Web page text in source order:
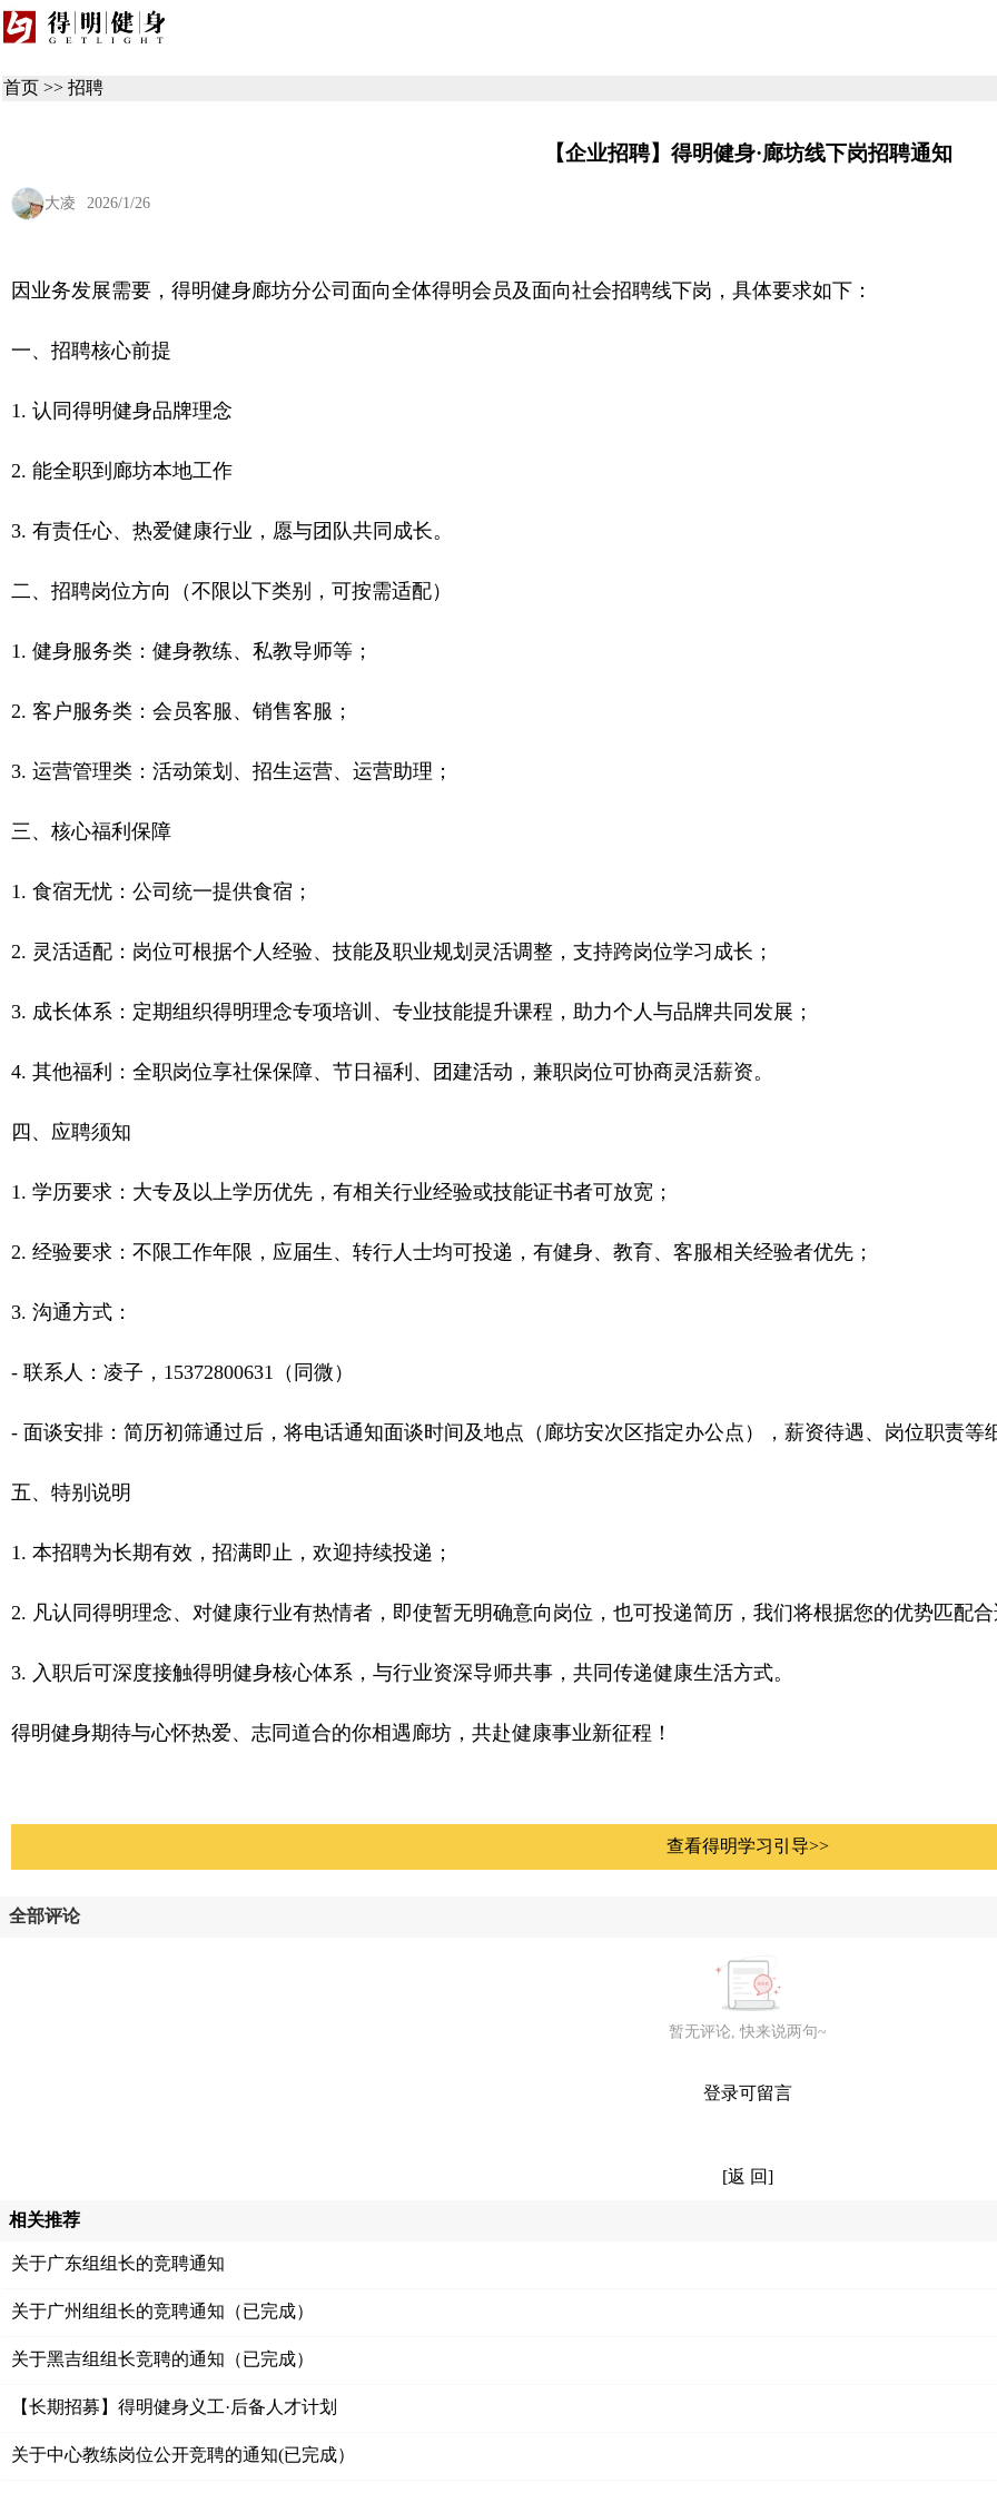
首页 >> 招聘
【企业招聘】得明健身·廊坊线下岗招聘通知
大凌 2026/1/26
因业务发展需要，得明健身廊坊分公司面向全体得明会员及面向社会招聘线下岗，具体要求如下：
一、招聘核心前提
1. 认同得明健身品牌理念
2. 能全职到廊坊本地工作
3. 有责任心、热爱健康行业，愿与团队共同成长。
二、招聘岗位方向（不限以下类别，可按需适配）
1. 健身服务类：健身教练、私教导师等；
2. 客户服务类：会员客服、销售客服；
3. 运营管理类：活动策划、招生运营、运营助理；
三、核心福利保障
1. 食宿无忧：公司统一提供食宿；
2. 灵活适配：岗位可根据个人经验、技能及职业规划灵活调整，支持跨岗位学习成长；
3. 成长体系：定期组织得明理念专项培训、专业技能提升课程，助力个人与品牌共同发展；
4. 其他福利：全职岗位享社保保障、节日福利、团建活动，兼职岗位可协商灵活薪资。
四、应聘须知
1. 学历要求：大专及以上学历优先，有相关行业经验或技能证书者可放宽；
2. 经验要求：不限工作年限，应届生、转行人士均可投递，有健身、教育、客服相关经验者优先；
3. 沟通方式：
- 联系人：凌子，15372800631（同微）
- 面谈安排：简历初筛通过后，将电话通知面谈时间及地点（廊坊安次区指定办公点），薪资待遇、岗位职责等
五、特别说明
1. 本招聘为长期有效，招满即止，欢迎持续投递；
2. 凡认同得明理念、对健康行业有热情者，即使暂无明确意向岗位，也可投递简历，我们将根据您的优势匹配
3. 入职后可深度接触得明健身核心体系，与行业资深导师共事，共同传递健康生活方式。
得明健身期待与心怀热爱、志同道合的你相遇廊坊，共赴健康事业新征程！
查看得明学习引导>>
全部评论
暂无评论, 快来说两句~
登录可留言
[返 回]
相关推荐
关于广东组组长的竞聘通知
关于广州组组长的竞聘通知（已完成）
关于黑吉组组长竞聘的通知（已完成）
【长期招募】得明健身义工·后备人才计划
关于中心教练岗位公开竞聘的通知(已完成）